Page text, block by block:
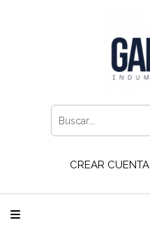
CREAR CUENTA